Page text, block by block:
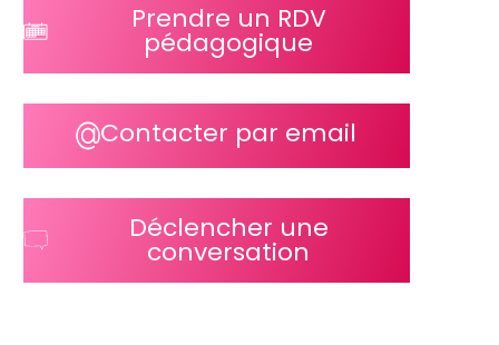
Prendre un RDV
pédagogique
Contacter par email
Déclencher une
conversation